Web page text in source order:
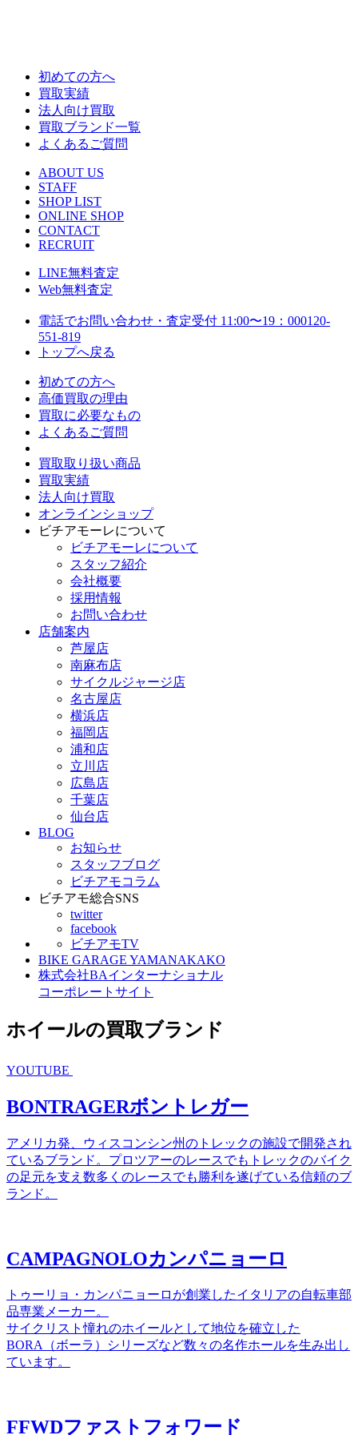
初めての方へ
買取実績
法人向け買取
買取ブランド一覧
よくあるご質問
ABOUT US
STAFF
SHOP LIST
ONLINE SHOP
CONTACT
RECRUIT
LINE無料査定
Web無料査定
電話でお問い合わせ・査定受付 11:00〜19：000120-
551-819
トップへ戻る
初めての方へ
高価買取の理由
買取に必要なもの
よくあるご質問
買取取り扱い商品
買取実績
法人向け買取
オンラインショップ
ビチアモーレについて
ビチアモーレについて
スタッフ紹介
会社概要
採用情報
お問い合わせ
店舗案内
芦屋店
南麻布店
サイクルジャージ店
名古屋店
横浜店
福岡店
浦和店
立川店
広島店
千葉店
仙台店
BLOG
お知らせ
スタッフブログ
ビチアモコラム
ビチアモ総合SNS
twitter
facebook
ビチアモTV
BIKE GARAGE YAMANAKAKO
株式会社BAインターナショナル
コーポレートサイト
ホイールの買取ブランド
YOUTUBE
BONTRAGERボントレガー
アメリカ発、ウィスコンシン州のトレックの施設で開発され
ているブランド。プロツアーのレースでもトレックのバイク
の足元を支え数多くのレースでも勝利を遂げている信頼のブ
ランド。
CAMPAGNOLOカンパニョーロ
トゥーリョ・カンパニョーロが創業したイタリアの自転車部
品専業メーカー。
サイクリスト憧れのホイールとして地位を確立した
BORA（ボーラ）シリーズなど数々の名作ホールを生み出し
ています。
FFWDファストフォワード